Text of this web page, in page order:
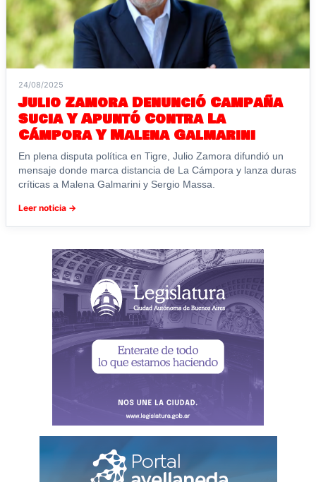
24/08/2025
Julio Zamora Denunció Campaña
Sucia Y Apuntó Contra La
Cámpora Y Malena Galmarini
En plena disputa política en Tigre, Julio Zamora difundió un
mensaje donde marca distancia de La Cámpora y lanza duras
críticas a Malena Galmarini y Sergio Massa.
Leer noticia →